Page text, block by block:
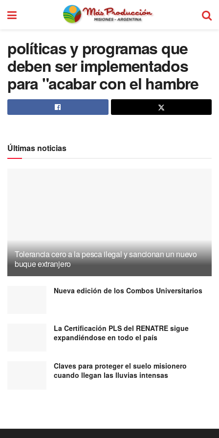
políticas y programas que
deben ser implementados
para "acabar con el hambre
Últimas noticias
Tolerancia cero a la pesca ilegal y sancionan un nuevo
buque extranjero
Nueva edición de los Combos Universitarios
La Certificación PLS del RENATRE sigue
expandiéndose en todo el país
Claves para proteger el suelo misionero
cuando llegan las lluvias intensas